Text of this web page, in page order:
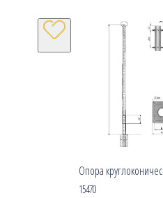
Опора
15470